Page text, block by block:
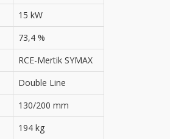
15 kW
73,4 %
RCE-Mertik SYMAX
Double Line
130/200 mm
194 kg